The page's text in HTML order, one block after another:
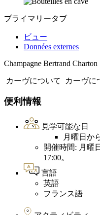
プライマリータブ
ビュー
Données externes
Champagne Bertrand Charton
カーヴについて カーヴに
便利情報
見学可能な日
月曜日か
開催時間: 月曜
17:00。
言語
英語
フランス語